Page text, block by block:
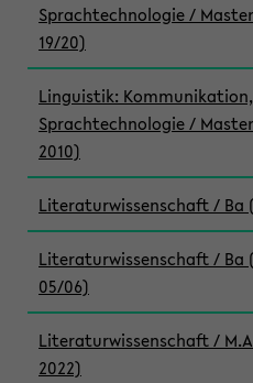
Sprachtechnologie /
19/20)
Linguistik:
Sprachtechnologie /
2010)
Literaturwissenschaft / Ba
Literaturwissenschaft / Ba
05/06)
Literaturwissenschaft /
2022)